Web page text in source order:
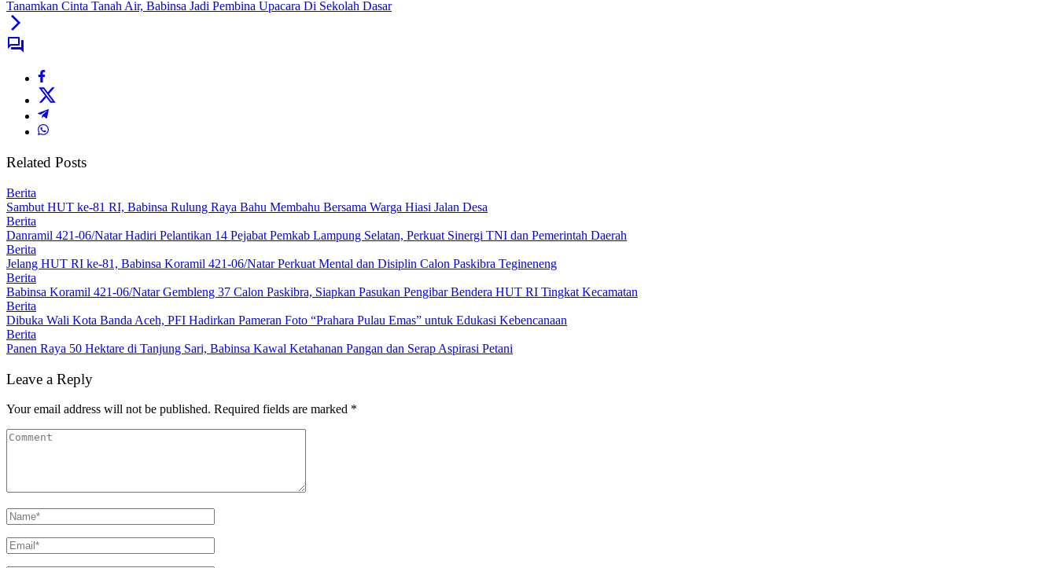
Tanamkan Cinta Tanah Air, Babinsa Jadi Pembina Upacara Di Sekolah Dasar
Related Posts
Berita
Sambut HUT ke-81 RI, Babinsa Rulung Raya Bahu Membahu Bersama Warga Hiasi Jalan Desa
Berita
Danramil 421-06/Natar Hadiri Pelantikan 14 Pejabat Pemkab Lampung Selatan, Perkuat Sinergi TNI dan Pemerintah Daerah
Berita
Jelang HUT RI ke-81, Babinsa Koramil 421-06/Natar Perkuat Mental dan Disiplin Calon Paskibra Tegineneng
Berita
Babinsa Koramil 421-06/Natar Gembleng 37 Calon Paskibra, Siapkan Pasukan Pengibar Bendera HUT RI Tingkat Kecamatan
Berita
Dibuka Wali Kota Banda Aceh, PFI Hadirkan Pameran Foto “Prahara Pulau Emas” untuk Edukasi Kebencanaan
Berita
Panen Raya 50 Hektare di Tanjung Sari, Babinsa Kawal Ketahanan Pangan dan Serap Aspirasi Petani
Leave a Reply
Your email address will not be published. Required fields are marked *